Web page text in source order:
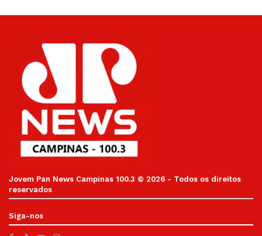
Jovem Pan News Campinas 100.3 © 2026 - Todos os direitos
reservados
Siga-nos